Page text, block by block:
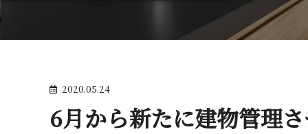
2020.05.24
6月から新たに建物管理さ